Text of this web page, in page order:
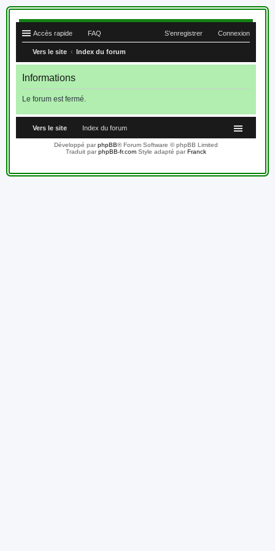
Accès rapide FAQ Connexion
S’enregistrer
Vers le site Index du forum
Informations
Le forum est fermé.
Vers le site Index du forum
Développé parphpBB® Forum Software © phpBB Limited
Traduit parphpBB-fr.comStyle adapté parFranck